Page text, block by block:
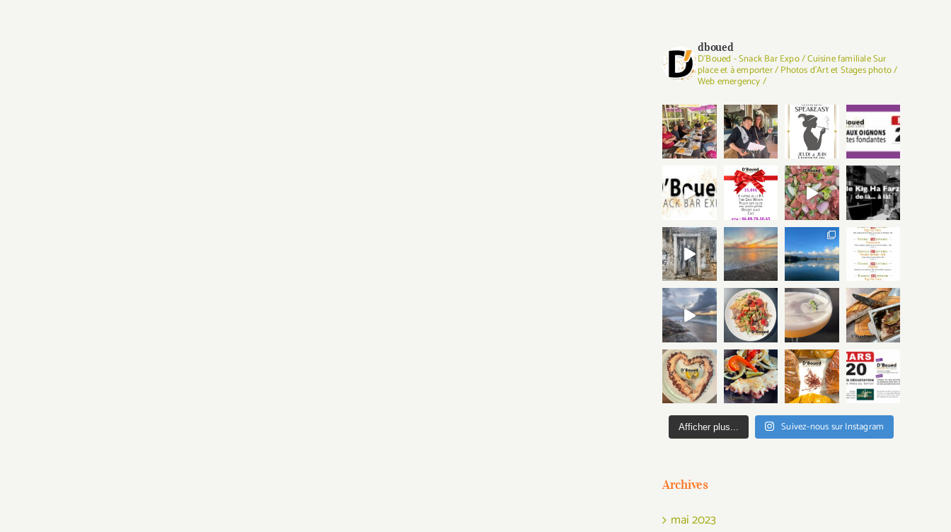
dboued
D'Boued - Snack Bar Expo / Cuisine familiale Sur
place et à emporter / Photos d'Art et Stages photo /
Web emergency /
Afficher plus... Suivez-nous sur Instagram
Archives
mai 2023